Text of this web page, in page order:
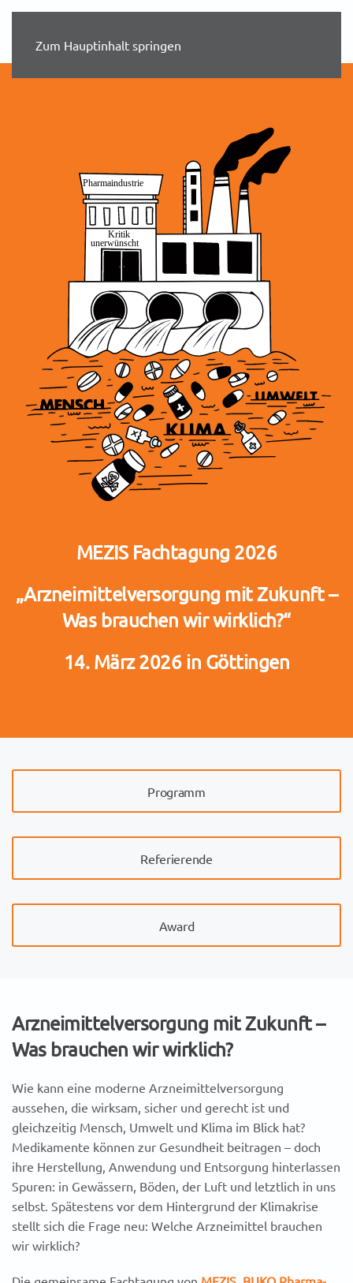
Zum Hauptinhalt springen
MEZIS Fachtagung 2026
„Arzneimittelversorgung mit Zukunft –
Was brauchen wir wirklich?“
14. März 2026 in Göttingen
Programm
Referierende
Award
Arzneimittelversorgung mit Zukunft –
Was brauchen wir wirklich?
Wie kann eine moderne Arzneimittelversorgung
aussehen, die wirksam, sicher und gerecht ist und
gleichzeitig Mensch, Umwelt und Klima im Blick hat?
Medikamente können zur Gesundheit beitragen – doch
ihre Herstellung, Anwendung und Entsorgung hinterlassen
Spuren: in Gewässern, Böden, der Luft und letztlich in uns
selbst. Spätestens vor dem Hintergrund der Klimakrise
stellt sich die Frage neu: Welche Arzneimittel brauchen
wir wirklich?